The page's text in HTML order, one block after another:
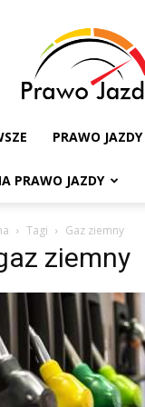
Testy
Prawo
Jazdy
PRAWO JAZDY
PRAWO JAZDY
Tagi Gaz ziemny
ziemny